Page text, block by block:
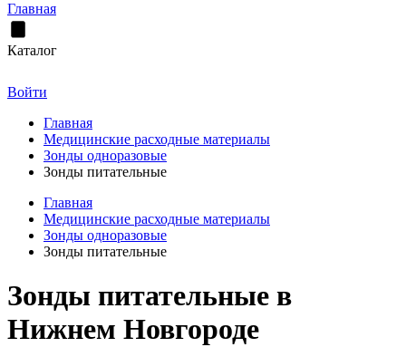
Главная
Каталог
Войти
Главная
Медицинские расходные материалы
Зонды одноразовые
Зонды питательные
Главная
Медицинские расходные материалы
Зонды одноразовые
Зонды питательные
Зонды питательные в
Нижнем Новгороде